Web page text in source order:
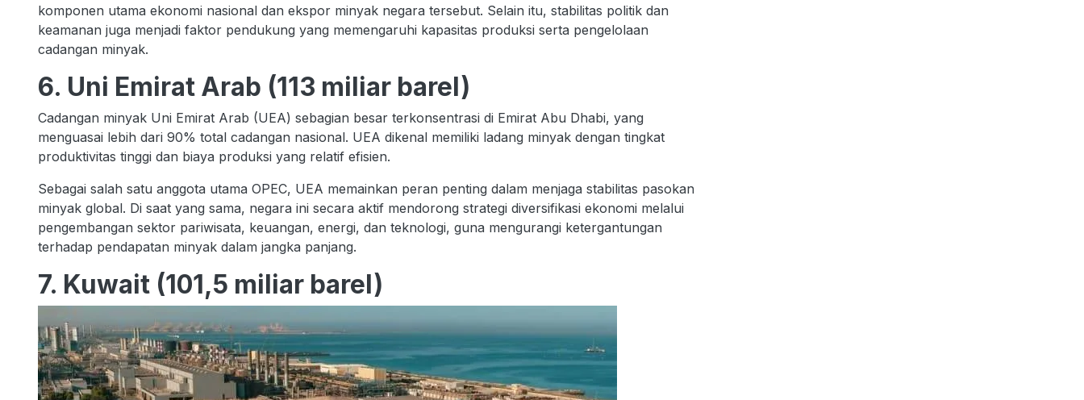
komponen utama ekonomi nasional dan ekspor minyak negara tersebut. Selain itu, stabilitas politik dan
keamanan juga menjadi faktor pendukung yang memengaruhi kapasitas produksi serta pengelolaan
cadangan minyak.
6. Uni Emirat Arab (113 miliar barel)
Cadangan minyak Uni Emirat Arab (UEA) sebagian besar terkonsentrasi di Emirat Abu Dhabi, yang
menguasai lebih dari 90% total cadangan nasional. UEA dikenal memiliki ladang minyak dengan tingkat
produktivitas tinggi dan biaya produksi yang relatif efisien.
Sebagai salah satu anggota utama OPEC, UEA memainkan peran penting dalam menjaga stabilitas pasokan
minyak global. Di saat yang sama, negara ini secara aktif mendorong strategi diversifikasi ekonomi melalui
pengembangan sektor pariwisata, keuangan, energi, dan teknologi, guna mengurangi ketergantungan
terhadap pendapatan minyak dalam jangka panjang.
7. Kuwait (101,5 miliar barel)